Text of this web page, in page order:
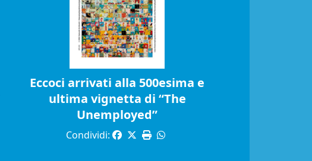
Eccoci arrivati alla 500esima e
ultima vignetta di “The
Unemployed”
Condividi: